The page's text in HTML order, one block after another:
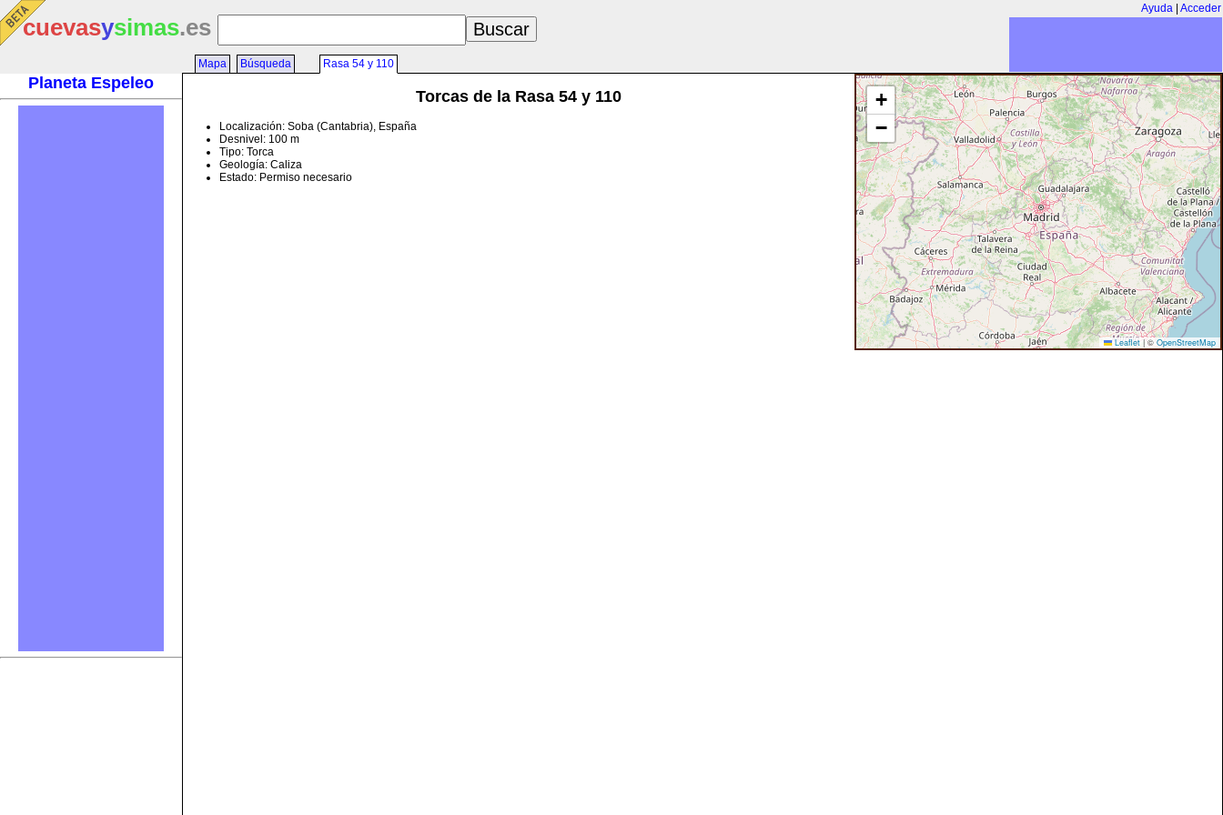
Ayuda Acceder
cuevasysimas.es
Planeta Espeleo
Mapa Búsqueda Rasa 54 y 110
+
−
Leaflet | © OpenStreetMap
Torcas de la Rasa 54 y 110
Localización: Soba (Cantabria), España
Desnivel: 100 m
Tipo: Torca
Geología: Caliza
Estado: Permiso necesario